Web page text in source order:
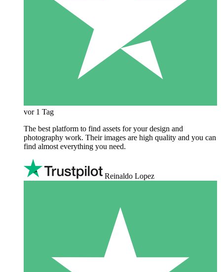
vor 1 Tag
The best platform to find assets for your design and
photography work. Their images are high quality and you can
find almost everything you need.
Reinaldo Lopez